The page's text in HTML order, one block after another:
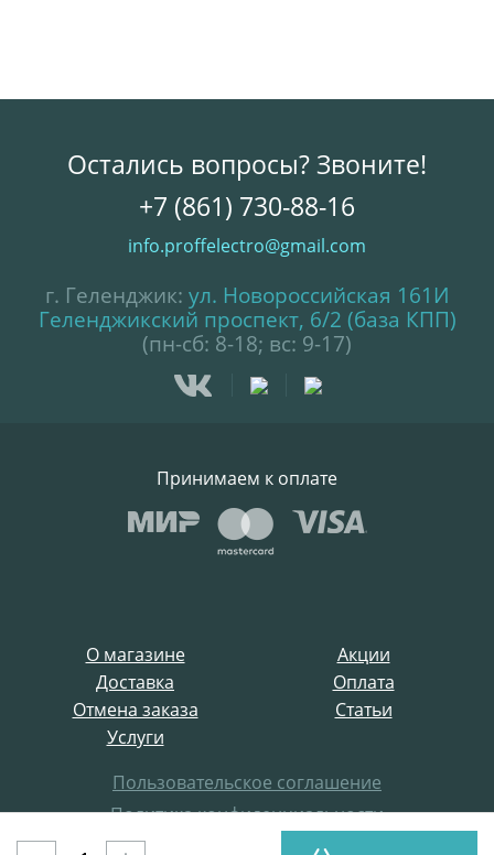
О магазине
Акции
Доставка
Оплата
Отмена заказа
Статьи
Услуги
Пользовательское соглашение
Политика конфиденциальности
Остались вопросы? Звоните!
+7 (861) 730-88-16
info.proffelectro@gmail.com
г. Геленджик: ул. Новороссийская 161И
Геленджикский проспект, 6/2 (база КПП)
(пн-сб: 8-18; вс: 9-17)
Принимаем к оплате